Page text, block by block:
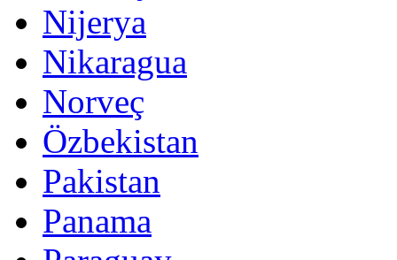
Nijerya
Nikaragua
Norveç
Özbekistan
Pakistan
Panama